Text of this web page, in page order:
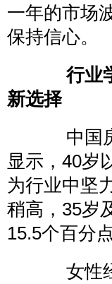
一年的市场
保持信心。
行业学
新选择
中国房
显示，40岁
为行业中坚
稍高，35岁
15.5个百分点
女性经